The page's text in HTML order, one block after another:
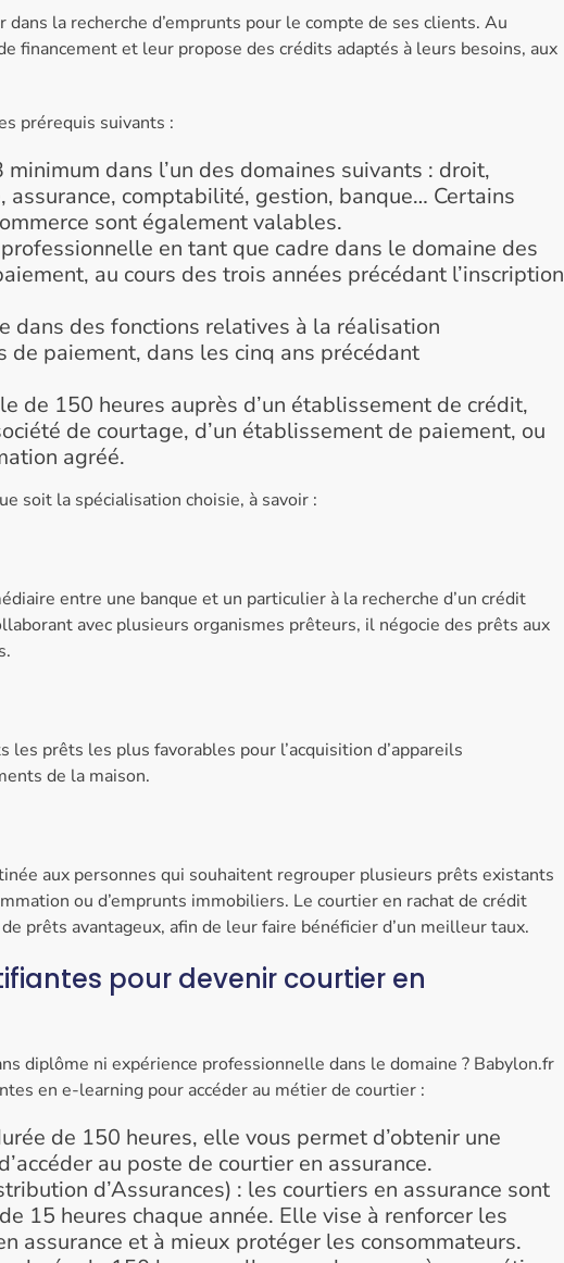
dans la recherche d’emprunts pour le compte de ses clients. Au
financement et leur propose des crédits adaptés à leurs besoins, aux
prérequis suivants :
dans l’un des domaines suivants : droit,
assurance, comptabilité, gestion, banque… Certains
sont également valables.
en tant que cadre dans le domaine des
au cours des trois années précédant l’inscription
dans des fonctions relatives à la réalisation
de paiement, dans les cinq ans précédant
de 150 heures auprès d’un établissement de crédit,
de courtage, d’un établissement de paiement, ou
agréé.
soit la spécialisation choisie, à savoir :
entre une banque et un particulier à la recherche d’un crédit
avec plusieurs organismes prêteurs, il négocie des prêts aux
prêts les plus favorables pour l’acquisition d’appareils
de la maison.
aux personnes qui souhaitent regrouper plusieurs prêts existants
ou d’emprunts immobiliers. Le courtier en rachat de crédit
prêts avantageux, afin de leur faire bénéficier d’un meilleur taux.
pour devenir courtier en
diplôme ni expérience professionnelle dans le domaine ? Babylon.fr
en e-learning pour accéder au métier de courtier :
de 150 heures, elle vous permet d’obtenir une
au poste de courtier en assurance.
d’Assurances) : les courtiers en assurance sont
15 heures chaque année. Elle vise à renforcer les
assurance et à mieux protéger les consommateurs.